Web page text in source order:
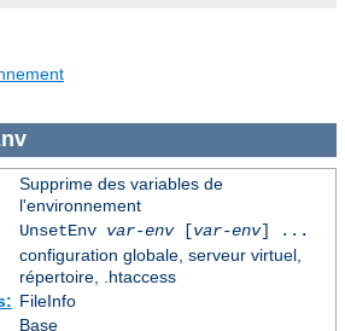
Supprime des variables de
l'environnement
UnsetEnv var-env[var-env] ...
configuration globale, serveur virtuel,
répertoire, .htaccess
FileInfo
Base